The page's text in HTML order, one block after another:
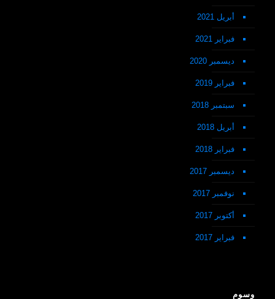
أبريل 2021
فبراير 2021
ديسمبر 2020
فبراير 2019
سبتمبر 2018
أبريل 2018
فبراير 2018
ديسمبر 2017
نوفمبر 2017
أكتوبر 2017
فبراير 2017
وسوم